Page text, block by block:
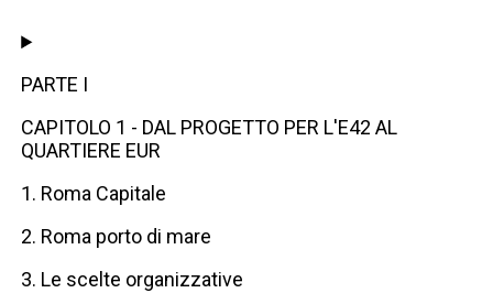
PARTE I
CAPITOLO 1 - DAL PROGETTO PER L'E42 AL
QUARTIERE EUR
1. Roma Capitale
2. Roma porto di mare
3. Le scelte organizzative